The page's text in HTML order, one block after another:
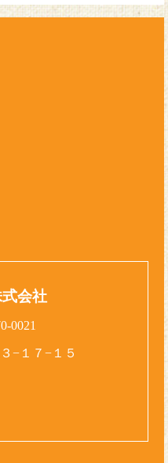
会社
0021
−１７−１５